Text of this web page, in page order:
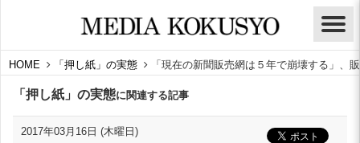
HOME 「押し紙」の実態 「現在の新聞販売網は５年で崩壊する」、
「押し紙」の実態に関連する記事
2017年03月16日 (木曜日)